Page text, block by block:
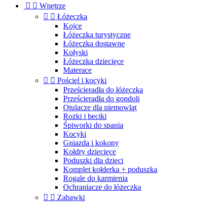
  Wnętrze
  Łóżeczka
Kojce
Łóżeczka turystyczne
Łóżeczka dostawne
Kołyski
Łóżeczka dziecięce
Materace
  Pościel i kocyki
Prześcieradła do łóżeczka
Prześcieradła do gondoli
Otulacze dla niemowląt
Rożki i beciki
Śpiworki do spania
Kocyki
Gniazda i kokony
Kołdry dziecięce
Poduszki dla dzieci
Komplet kołderka + poduszka
Rogale do karmienia
Ochraniacze do łóżeczka
  Zabawki